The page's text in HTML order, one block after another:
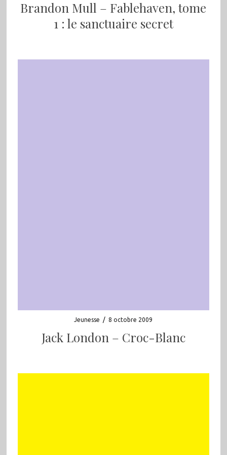
Brandon Mull – Fablehaven, tome
1 : le sanctuaire secret
Jeunesse / 8 octobre 2009
Jack London – Croc-Blanc